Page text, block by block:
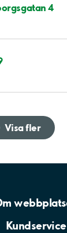
4
Visa fler
Kundservice